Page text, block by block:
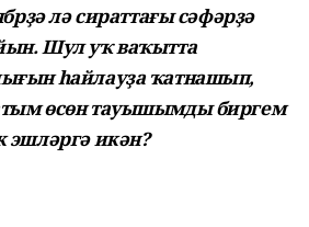
лә сираттағы сәфәрҙә
Шул уҡ ваҡытта
һайлауҙа ҡатна­шып,
өсөн тауышымды биргем
икән?